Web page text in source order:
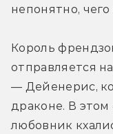
непонятно,
Король
отправляется
— Дейенерис,
драконе. В
любовник